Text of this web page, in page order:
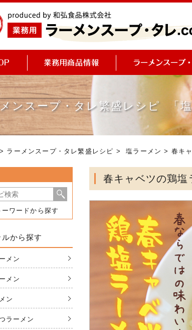
ンスープ・タレ繁盛レシピ 「
> ラーメンスープ・タレ繁盛レシピ >塩ラーメン > 春キ
春キャベツの鶏塩
ワードから探す
から探す
メン
メン
ン
ラーメン